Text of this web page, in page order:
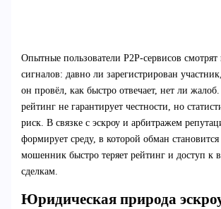
Опытные пользователи P2P-сервисов смотрят
сигналов: давно ли зарегистрирован
он провёл, как быстро отвечает, нет ли
рейтинг не гарантирует честности, но
риск. В связке с эскроу и арбитражем
формирует среду, в которой обман
мошенник быстро теряет рейтинг и доступ к
сделкам.
Юридическая природа